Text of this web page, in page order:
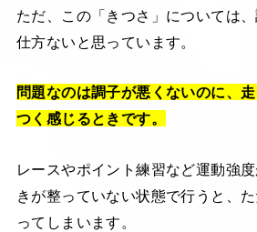
ただ、この「きつさ」については
仕方ないと思っています。
問題なのは調子が悪くないのに、
つく感じるときです。
レースやポイント練習など運動強
きが整っていない状態で行うと、
ってしまいます。